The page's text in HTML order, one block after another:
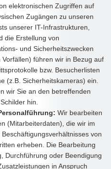
elektronischen Zugriffen auf
Zugängen zu unseren
unserer IT-Infrastrukturen,
die Erstellung von
und Sicherheitszwecken
führen wir in Bezug auf
bzw. Besucherlisten
(z.B. Sicherheitskameras) ein.
wir Sie an den betreffenden
hin.
Wir bearbeiten
(Mitarbeiterdaten), die wir im
von
erheben. Die Bearbeitung
Durchführung oder Beendigung
in Anspruch